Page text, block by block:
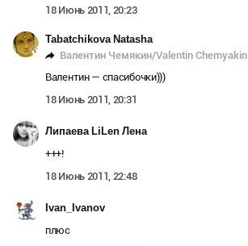
18 Июнь 2011, 20:23
Tabatchikova Natasha
Валентин Чемякин/Valentin Chemyakin
Валентин — спасибочки)))
18 Июнь 2011, 20:31
Липаева LiLen Лена
+++!
18 Июнь 2011, 22:48
Ivan_Ivanov
плюс